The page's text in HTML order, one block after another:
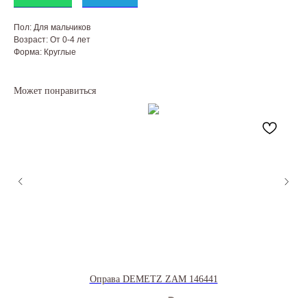
Пол: Для мальчиков
Возраст: От 0-4 лет
Форма: Круглые
Может понравиться
Оправа DEMETZ ZAM 146441